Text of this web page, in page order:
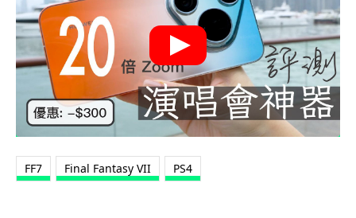
FF7 Final Fantasy VII PS4